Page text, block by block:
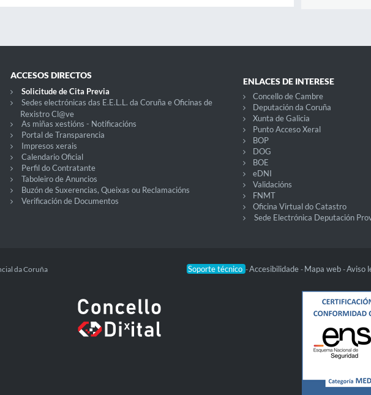
ACCESOS DIRECTOS
Solicitude de Cita Previa
Sedes electrónicas das E.E.L.L. da Coruña e Oficinas de
Rexistro Cl@ve
As miñas xestións - Notificacións
Portal de Transparencia
Impresos xerais
Calendario Oficial
Perfil do Contratante
Taboleiro de Anuncios
Buzón de Suxerencias, Queixas ou Reclamacións
Verificación de Documentos
ENLACES DE INTERESE
Concello de Cambre
Deputación da Coruña
Xunta de Galicia
Punto Acceso Xeral
BOP
DOG
BOE
eDNI
Validacións
FNMT
Oficina Virtual do Catastro
Sede Electrónica Deputación
Soporte técnico -Accesibilidade - Mapa web -Aviso
da Coruña